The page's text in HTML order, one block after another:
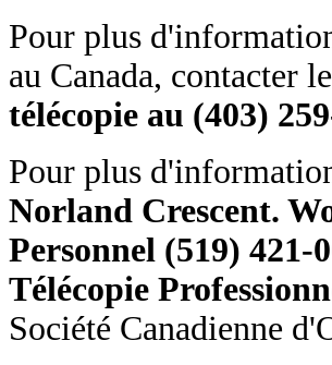
Pour plus
au Canada, contacter
télécopie au (403)
Pour plus
Norland Crescent.
Personnel (519) 421-
Télécopie
Société Canadienne